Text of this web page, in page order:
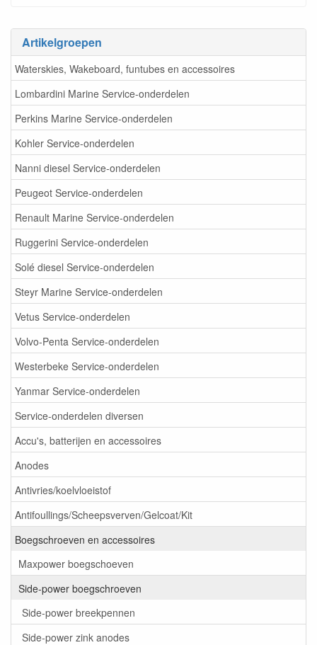
Artikelgroepen
Waterskies, Wakeboard, funtubes en accessoires
Lombardini Marine Service-onderdelen
Perkins Marine Service-onderdelen
Kohler Service-onderdelen
Nanni diesel Service-onderdelen
Peugeot Service-onderdelen
Renault Marine Service-onderdelen
Ruggerini Service-onderdelen
Solé diesel Service-onderdelen
Steyr Marine Service-onderdelen
Vetus Service-onderdelen
Volvo-Penta Service-onderdelen
Westerbeke Service-onderdelen
Yanmar Service-onderdelen
Service-onderdelen diversen
Accu's, batterijen en accessoires
Anodes
Antivries/koelvloeistof
Antifoullings/Scheepsverven/Gelcoat/Kit
Boegschroeven en accessoires
Maxpower boegschoeven
Side-power boegschroeven
Side-power breekpennen
Side-power zink anodes